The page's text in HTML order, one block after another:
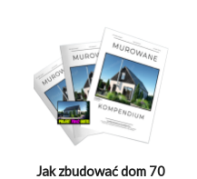
Jak zbudować dom 70